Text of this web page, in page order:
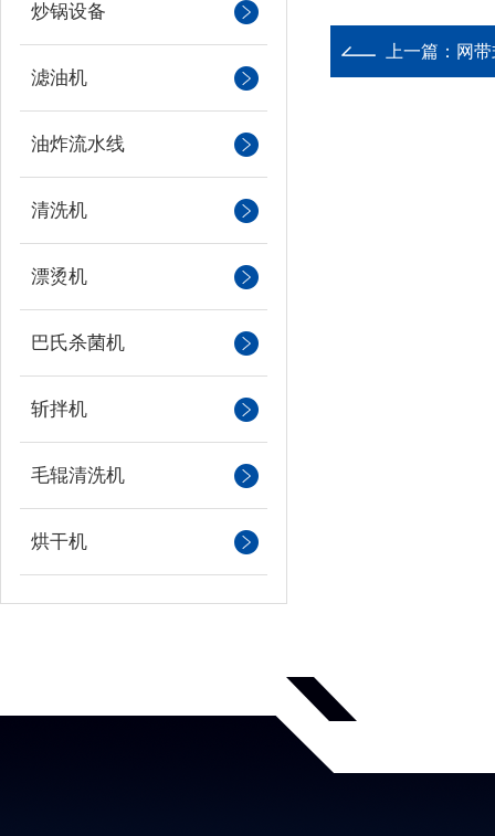
炒锅设备
滤油机
油炸流水线
清洗机
漂烫机
巴氏杀菌机
斩拌机
毛辊清洗机
烘干机
上一篇： 网